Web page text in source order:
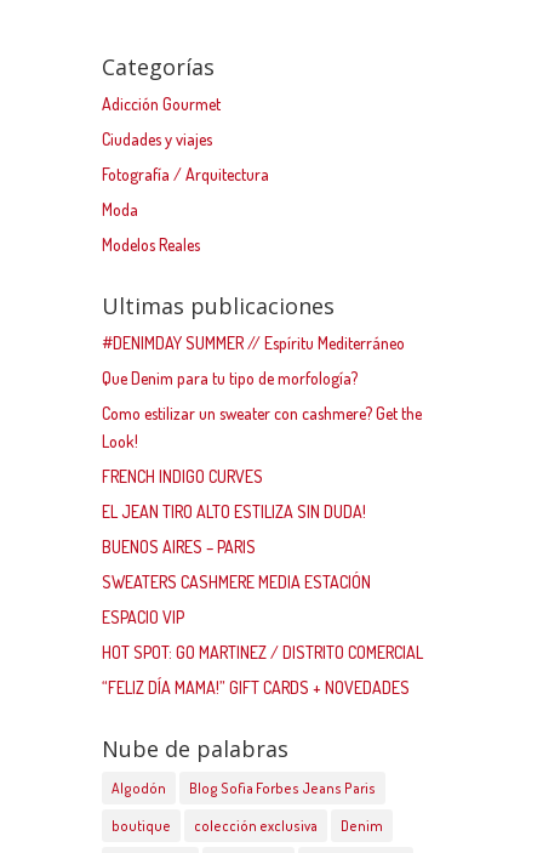
Categorías
Adicción Gourmet
Ciudades y viajes
Fotografía / Arquitectura
Moda
Modelos Reales
Ultimas publicaciones
#DENIMDAY SUMMER // Espíritu Mediterráneo
Que Denim para tu tipo de morfología?
Como estilizar un sweater con cashmere? Get the
Look!
FRENCH INDIGO CURVES
EL JEAN TIRO ALTO ESTILIZA SIN DUDA!
BUENOS AIRES – PARIS
SWEATERS CASHMERE MEDIA ESTACIÓN
ESPACIO VIP
HOT SPOT: GO MARTINEZ / DISTRITO COMERCIAL
“FELIZ DÍA MAMA!” GIFT CARDS + NOVEDADES
Nube de palabras
Algodón Blog Sofia Forbes Jeans Paris
boutique colección exclusiva Denim